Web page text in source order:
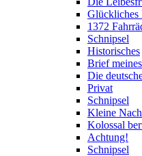
Glückliches
1372
Schnipsel
Historisches
Brief
Die
Privat
Schnipsel
Kleine
Kolossal
Achtung!
Schnipsel